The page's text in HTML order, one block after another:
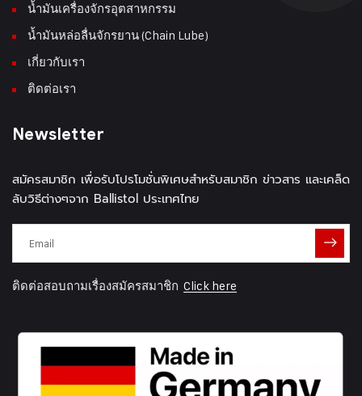
น้ำมันเครื่องจักรอุตสาหกรรม
น้ำมันหล่อลื่นจักรยาน (Chain Lube)
เกี่ยวกับเรา
ติดต่อเรา
Newsletter
สมัครสมาชิก เพื่อรับโปรโมชั่นพิเศษสำหรับสมาชิก ข่าวสาร และเคล็ด
ลับวิธีต่างๆจาก Ballistol ประเทศไทย
ติดต่อสอบถามเรื่องสมัครสมาชิก Click here